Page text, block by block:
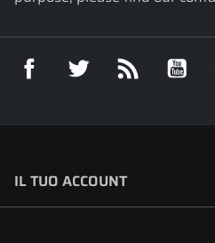
Facebook Twitter
IL TUO ACCOUNT